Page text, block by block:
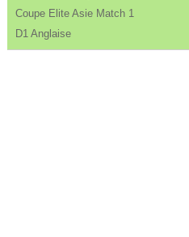
Coupe Elite Asie Match 1
D1 Anglaise